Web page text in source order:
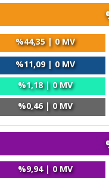
%44,35 | 0 MV
%11,09 | 0 MV
%1,18 | 0 MV
%0,46 | 0 MV
%9,94 | 0 MV